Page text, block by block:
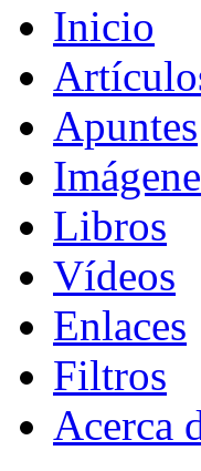
Inicio
Apuntes
Libros
Vídeos
Enlaces
Filtros
Acerca